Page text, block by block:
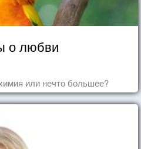
о любви
или нечто большее?